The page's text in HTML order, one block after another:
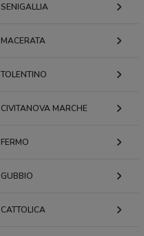
SENIGALLIA
MACERATA
TOLENTINO
CIVITANOVA MARCHE
FERMO
GUBBIO
CATTOLICA